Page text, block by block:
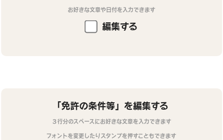
お好きな文章や日付を入力できます
編集する
「免許の条件等」を編集する
３行分のスペースにお好きな文章を入力できます
フォントを変更したりスタンプを押すこともできます